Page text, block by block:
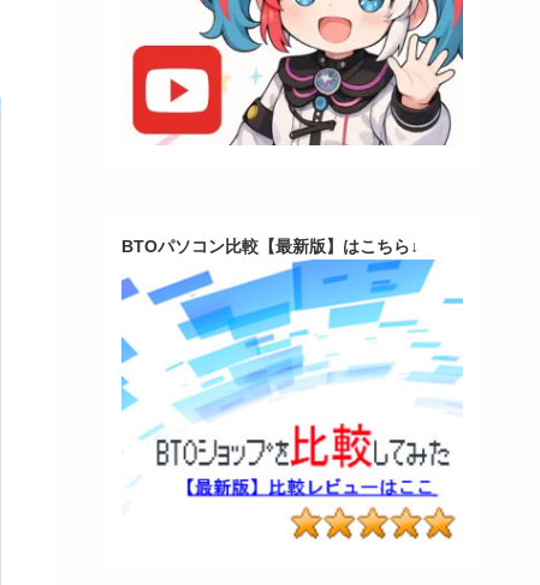
BTOパソコン比較【最新版】はこちら↓